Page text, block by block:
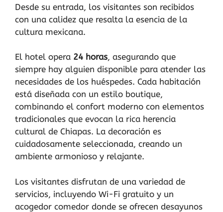
Desde su entrada, los visitantes son recibidos
con una calidez que resalta la esencia de la
cultura mexicana.
El hotel opera 24 horas, asegurando que
siempre hay alguien disponible para atender las
necesidades de los huéspedes. Cada habitación
está diseñada con un estilo boutique,
combinando el confort moderno con elementos
tradicionales que evocan la rica herencia
cultural de Chiapas. La decoración es
cuidadosamente seleccionada, creando un
ambiente armonioso y relajante.
Los visitantes disfrutan de una variedad de
servicios, incluyendo Wi-Fi gratuito y un
acogedor comedor donde se ofrecen desayunos